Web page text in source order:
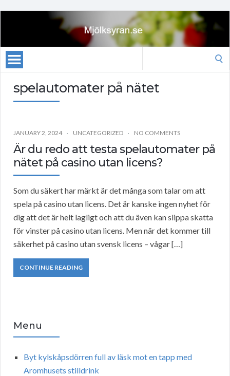
spelautomater på nätet
JANUARY 2, 2024 UNCATEGORIZED NO COMMENTS
Är du redo att testa spelautomater på
nätet på casino utan licens?
Som du säkert har märkt är det många som talar om att
spela på casino utan licens. Det är kanske ingen nyhet för
dig att det är helt lagligt och att du även kan slippa skatta
för vinster på casino utan licens. Men när det kommer till
säkerhet på casino utan svensk licens – vågar […]
CONTINUE READING
Menu
Byt kylskåpsdörren full av läsk mot en tapp med
Aromhusets stilldrink